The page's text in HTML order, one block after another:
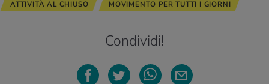
ATTIVITÀ AL CHIUSO MOVIMENTO PER TUTTI I GIORNI
Condividi!